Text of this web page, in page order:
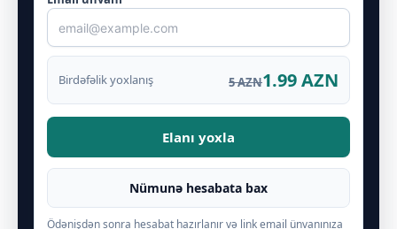
Birdəfəlik yoxlanış 5 AZN1.99 AZN
Elanı yoxla
Nümunə hesabata bax
Ödənişdən sonra hesabat hazırlanır və link email ünvanınıza